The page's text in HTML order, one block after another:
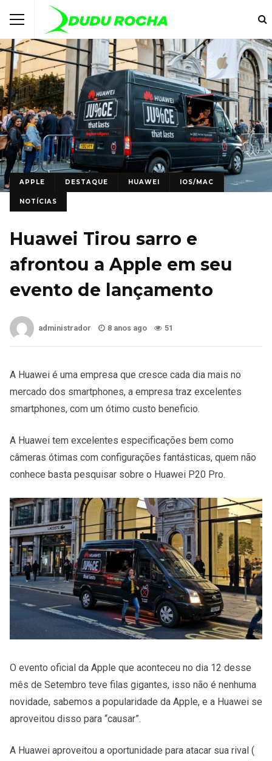
APPLE DESTAQUE HUAWEI IOS/MAC
NOTÍCIAS
Huawei Tirou sarro e
afrontou a Apple em seu
evento de lançamento
administrador 8 anos ago 51
A Huawei é uma empresa que cresce cada dia mais no
mercado dos smartphones, a empresa traz excelentes
smartphones, com um ótimo custo beneficio.
A Huawei tem excelentes especificações bem como
câmeras ótimas com configurações fantásticas, quem não
conhece basta pesquisar sobre o Huawei P20 Pro.
O evento oficial da Apple que aconteceu no dia 12 desse
mês de Setembro teve filas gigantes, isso não é nenhuma
novidade, sabemos a popularidade da Apple, e a Huawei se
aproveitou disso para “causar”.
A Huawei aproveitou a oportunidade para atacar sua rival (